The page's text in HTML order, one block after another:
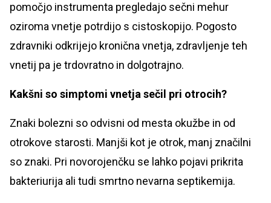
pomočjo instrumenta pregledajo sečni mehur
oziroma vnetje potrdijo s cistoskopijo. Pogosto
zdravniki odkrijejo kronična vnetja, zdravljenje teh
vnetij pa je trdovratno in dolgotrajno.
Kakšni so simptomi vnetja sečil pri otrocih?
Znaki bolezni so odvisni od mesta okužbe in od
otrokove starosti. Manjši kot je otrok, manj značilni
so znaki. Pri novorojenčku se lahko pojavi prikrita
bakteriurija ali tudi smrtno nevarna septikemija.